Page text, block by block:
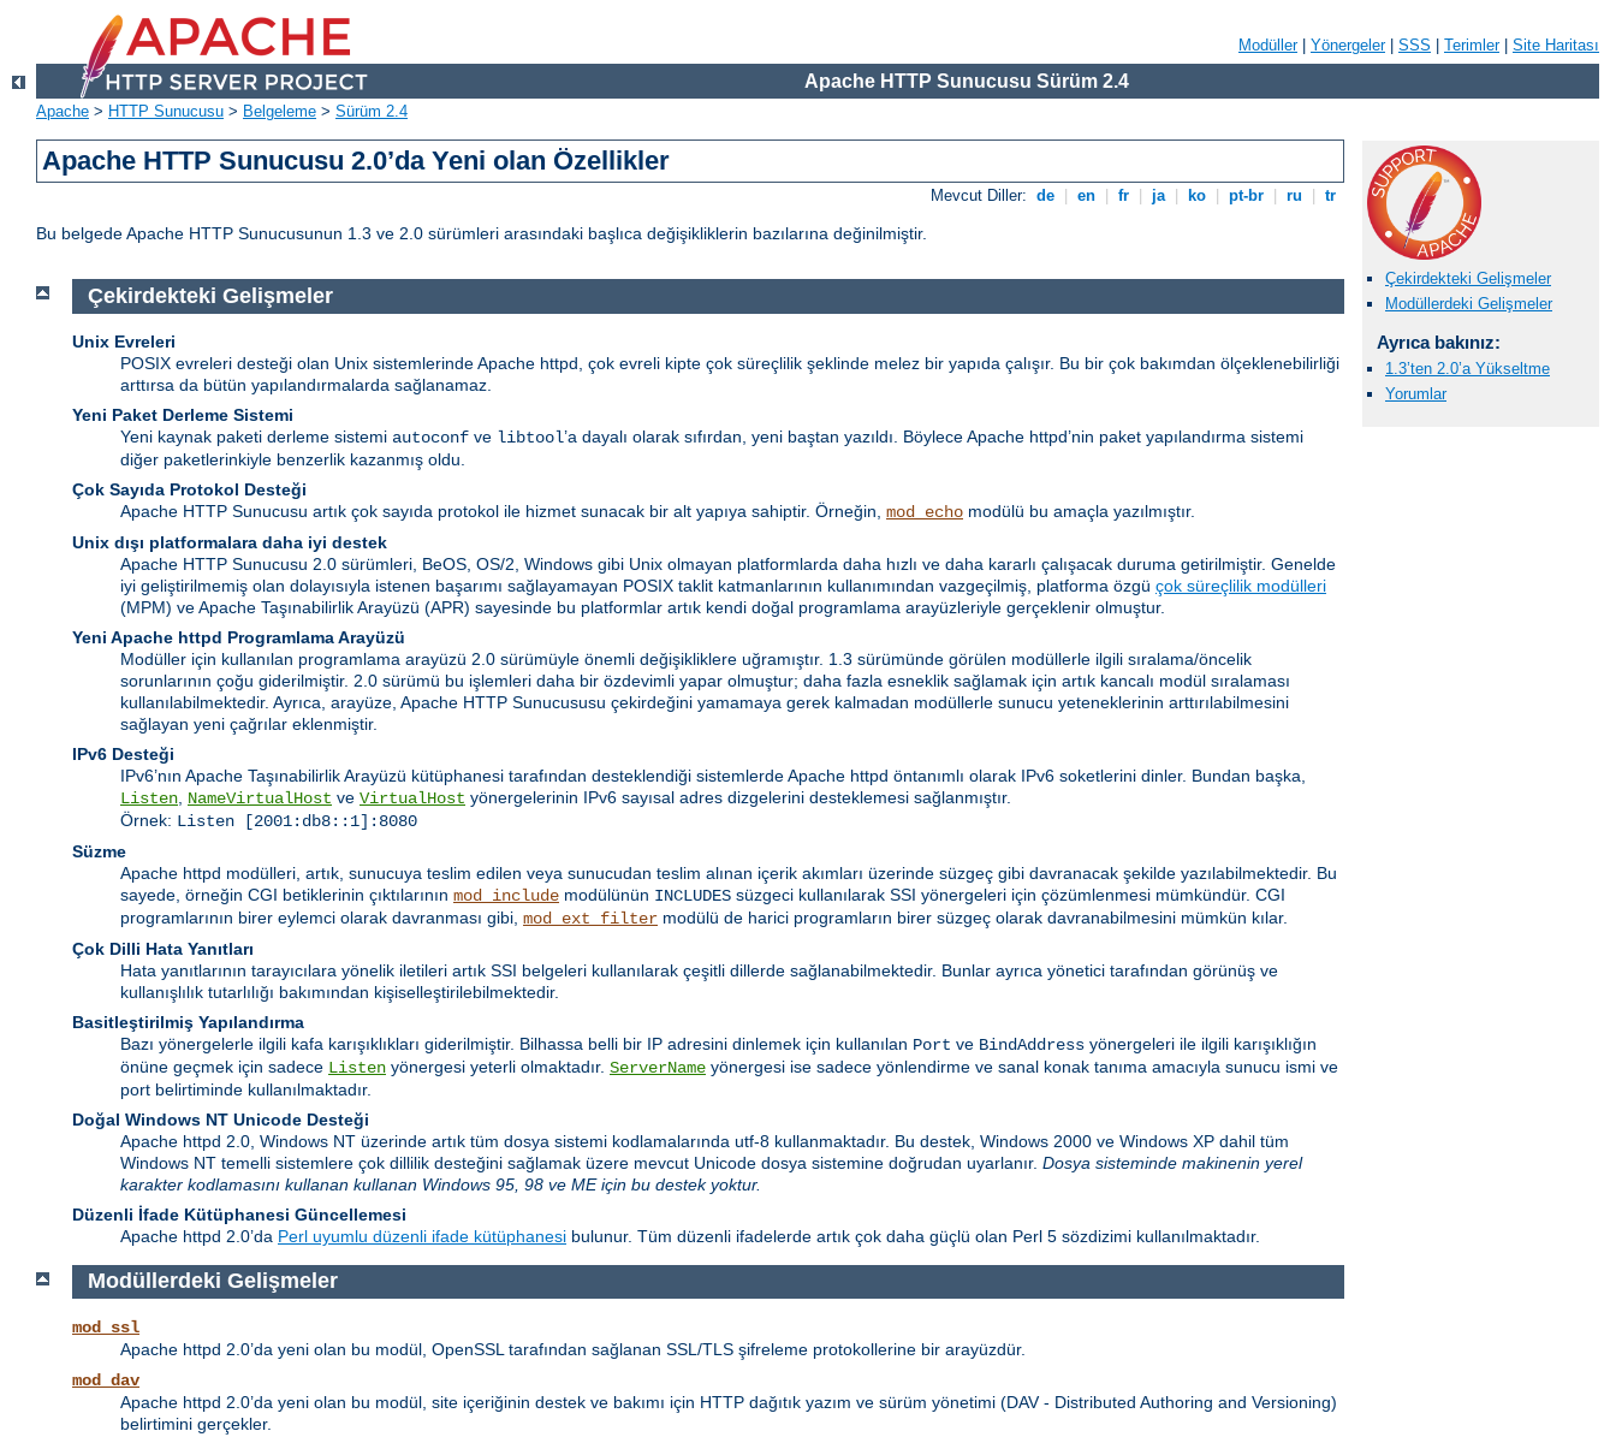
Modüller| Yönergeler| SSS Terimler| Site Haritası
Apache HTTP Sunucusu Sürüm 2.4
Apache > HTTP Sunucusu > Belgeleme > Sürüm 2.4
Apache HTTP Sunucusu 2.0’da Yeni olan Özellikler
Mevcut Diller: de en fr ja ko pt-br ru tr
Bu belgede Apache HTTP Sunucusunun 1.3 ve 2.0 sürümleri arasındaki başlıca değişikliklerin bazılarına değinilmiştir.
Çekirdekteki Gelişmeler
Modüllerdeki Gelişmeler
Ayrıca bakınız:
1.3’ten 2.0’a Yükseltme
Yorumlar
Çekirdekteki Gelişmeler
Unix Evreleri
POSIX evreleri desteği olan Unix sistemlerinde Apache httpd, çok evreli kipte çok süreçlilik şeklinde melez bir yapıda çalışır. Bu bir çok bakımdan ölçeklenebilirliği
arttırsa da bütün yapılandırmalarda sağlanamaz.
Yeni Paket Derleme Sistemi
Yeni kaynak paketi derleme sistemi autoconf ve libtool’a dayalı olarak sıfırdan, yeni baştan yazıldı. Böylece Apache httpd’nin paket yapılandırma sistemi
diğer paketlerinkiyle benzerlik kazanmış oldu.
Çok Sayıda Protokol Desteği
Apache HTTP Sunucusu artık çok sayıda protokol ile hizmet sunacak bir alt yapıya sahiptir. Örneğin, mod_echo modülü bu amaçla yazılmıştır.
Unix dışı platformalara daha iyi destek
Apache HTTP Sunucusu 2.0 sürümleri, BeOS, OS/2, Windows gibi Unix olmayan platformlarda daha hızlı ve daha kararlı çalışacak duruma getirilmiştir. Genelde
iyi geliştirilmemiş olan dolayısıyla istenen başarımı sağlayamayan POSIX taklit katmanlarının kullanımından vazgeçilmiş, platforma özgü çok süreçlilik modülleri
(MPM) ve Apache Taşınabilirlik Arayüzü (APR) sayesinde bu platformlar artık kendi doğal programlama arayüzleriyle gerçeklenir olmuştur.
Yeni Apache httpd Programlama Arayüzü
Modüller için kullanılan programlama arayüzü 2.0 sürümüyle önemli değişikliklere uğramıştır. 1.3 sürümünde görülen modüllerle ilgili sıralama/öncelik
sorunlarının çoğu giderilmiştir. 2.0 sürümü bu işlemleri daha bir özdevimli yapar olmuştur; daha fazla esneklik sağlamak için artık kancalı modül sıralaması
kullanılabilmektedir. Ayrıca, arayüze, Apache HTTP Sunucususu çekirdeğini yamamaya gerek kalmadan modüllerle sunucu yeteneklerinin arttırılabilmesini
sağlayan yeni çağrılar eklenmiştir.
IPv6 Desteği
IPv6’nın Apache Taşınabilirlik Arayüzü kütüphanesi tarafından desteklendiği sistemlerde Apache httpd öntanımlı olarak IPv6 soketlerini dinler. Bundan başka,
Listen NameVirtualHost ve VirtualHost yönergelerinin IPv6 sayısal adres dizgelerini desteklemesi sağlanmıştır.
Örnek: Listen [2001:db8::1]:8080
Süzme
Apache httpd modülleri, artık, sunucuya teslim edilen veya sunucudan teslim alınan içerik akımları üzerinde süzgeç gibi davranacak şekilde yazılabilmektedir. Bu
sayede, örneğin CGI betiklerinin çıktılarının mod_include modülünün INCLUDES süzgeci kullanılarak SSI yönergeleri için çözümlenmesi mümkündür. CGI
programlarının birer eylemci olarak davranması gibi, mod_ext_filter modülü de harici programların birer süzgeç olarak davranabilmesini mümkün kılar.
Çok Dilli Hata Yanıtları
Hata yanıtlarının tarayıcılara yönelik iletileri artık SSI belgeleri kullanılarak çeşitli dillerde sağlanabilmektedir. Bunlar ayrıca yönetici tarafından görünüş ve
kullanışlılık tutarlılığı bakımından kişiselleştirilebilmektedir.
Basitleştirilmiş Yapılandırma
Bazı yönergelerle ilgili kafa karışıklıkları giderilmiştir. Bilhassa belli bir IP adresini dinlemek için kullanılan Port ve BindAddress yönergeleri ile ilgili karışıklığın
önüne geçmek için sadece Listen yönergesi yeterli olmaktadır. ServerName yönergesi ise sadece yönlendirme ve sanal konak tanıma amacıyla sunucu ismi ve
port belirtiminde kullanılmaktadır.
Doğal Windows NT Unicode Desteği
Apache httpd 2.0, Windows NT üzerinde artık tüm dosya sistemi kodlamalarında utf-8 kullanmaktadır. Bu destek, Windows 2000 ve Windows XP dahil tüm
Windows NT temelli sistemlere çok dillilik desteğini sağlamak üzere mevcut Unicode dosya sistemine doğrudan uyarlanır. Dosya sisteminde makinenin yerel
karakter kodlamasını kullanan kullanan Windows 95, 98 ve ME için bu destek yoktur.
Düzenli İfade Kütüphanesi Güncellemesi
Apache httpd 2.0’da Perl uyumlu düzenli ifade kütüphanesi bulunur. Tüm düzenli ifadelerde artık çok daha güçlü olan Perl 5 sözdizimi kullanılmaktadır.
Modüllerdeki Gelişmeler
mod_ssl
Apache httpd 2.0’da yeni olan bu modül, OpenSSL tarafından sağlanan SSL/TLS şifreleme protokollerine bir arayüzdür.
mod_dav
Apache httpd 2.0’da yeni olan bu modül, site içeriğinin destek ve bakımı için HTTP dağıtık yazım ve sürüm yönetimi (DAV - Distributed Authoring and Versioning)
belirtimini gerçekler.